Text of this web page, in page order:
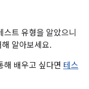
트 유형을 알았으니
해 알아보세요.
해 배우고 싶다면 테스